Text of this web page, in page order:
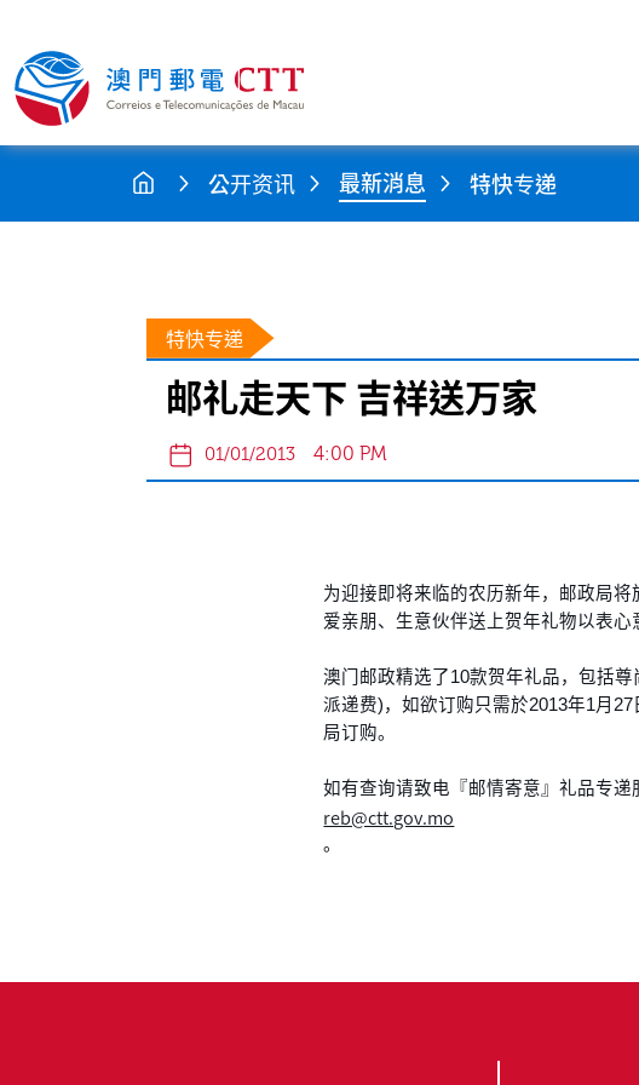
公开资讯 最新消息 特快专递
特快专递
邮礼走天下 吉祥送万家
01/01/2013 4:00 PM
为迎接即将来临的农历新年，邮政局
爱亲朋、生意伙伴送上贺年礼物以表心
澳门邮政精选了10款贺年礼品，包括
派递费)，如欲订购只需於2013年1月
局订购。
如有查询请致电『邮情寄意』礼品专递
reb@ctt.gov.mo
。